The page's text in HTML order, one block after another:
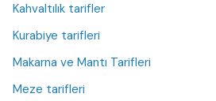
Kahvaltılık tarifler
Kurabiye tarifleri
Makarna ve Mantı Tarifleri
Meze tarifleri